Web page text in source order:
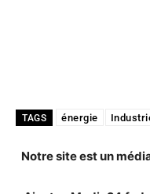
TAGS énergie
Notre site est un